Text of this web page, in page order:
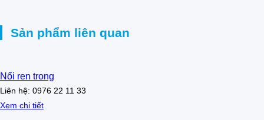
Sản phẩm liên quan
Nối ren trong
Liên hệ: 0976 22 11 33
Xem chi tiết